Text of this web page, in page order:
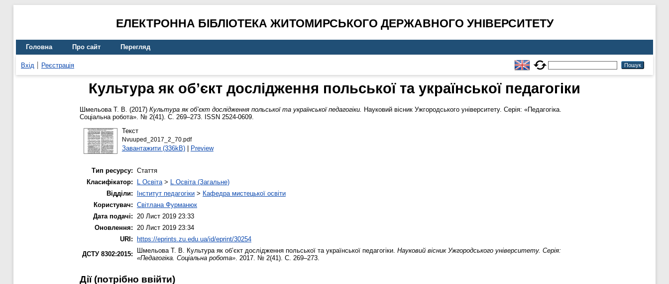
ЕЛЕКТРОННА БІБЛІОТЕКА ЖИТОМИРСЬКОГО ДЕРЖАВНОГО УНІВЕРСИТЕТУ
Головна Про сайт Перегляд
Вхід Реєстрація
Культура як об’єкт дослідження польської та української педагогіки
Шмельова Т. В. (2017) Культура як об’єкт дослідження польської та української педагогіки. Науковий вісник Ужгородського університету. Серія: «Педагогіка.
Соціальна робота». № 2(41). С. 269–273. ISSN 2524-0609.
Текст
Nvuuped_2017_2_70.pdf
Завантажити (336kB)| Preview
Тип ресурсу: Стаття
Класифікатор:
L Освіта> L Освіта (Загальне)
Відділи:
Інститут педагогіки > Кафедра мистецької освіти
Користувач: Світлана Фурманюк
Дата подачі: 20 Лист 2019 23:33
Оновлення: 20 Лист 2019 23:34
URI:
https://eprints.zu.edu.ua/id/eprint/30254
ДСТУ 8302:2015:
Шмельова Т. В. Культура як об’єкт дослідження польської та української педагогіки. Науковий вісник Ужгородського університету. Серія:
«Педагогіка. Соціальна робота». 2017. № 2(41). С. 269–273.
Дії ​​(потрібно ввійти)